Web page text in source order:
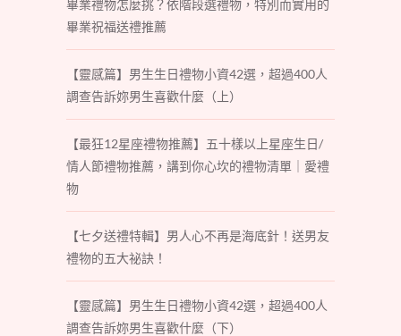
畢業禮物怎麼挑？依階段選禮物，特別而實用的
畢業祝福送禮推薦
【靈感篇】男生生日禮物小資42選，超過400人
調查告訴妳男生喜歡什麼（上）
【最狂12星座禮物推薦】五十樣以上星座生日/
情人節禮物推薦，講到你心坎的禮物清單｜愛禮
物
【七夕送禮特輯】男人心不再是海底針！送男友
禮物的五大祕訣！
【靈感篇】男生生日禮物小資42選，超過400人
調查告訴妳男生喜歡什麼（下）